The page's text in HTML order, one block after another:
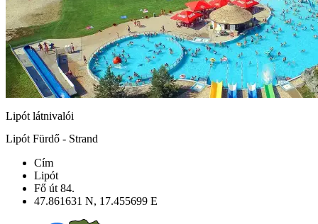
Lipót látnivalói
Lipót Fürdő - Strand
Cím
Lipót
Fő út 84.
47.861631 N, 17.455699 E